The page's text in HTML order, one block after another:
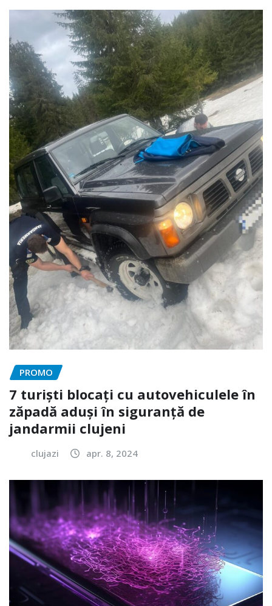
PROMO
7 turiști blocați cu autovehiculele în
zăpadă aduși în siguranță de
jandarmii clujeni
clujazi apr. 8, 2024